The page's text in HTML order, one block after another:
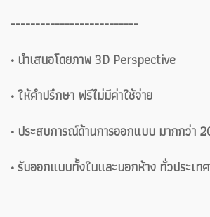
--------------------------
• นำเสนอโดยภาพ 3D Perspective
• ให้คำปรึกษา ฟรีไม่มีค่าใช้จ่าย
• ประสบการณ์ด้านการออกแบบ มากกว่า
• รับออกแบบทั้งในและนอกห้าง ทั่วประเทศ